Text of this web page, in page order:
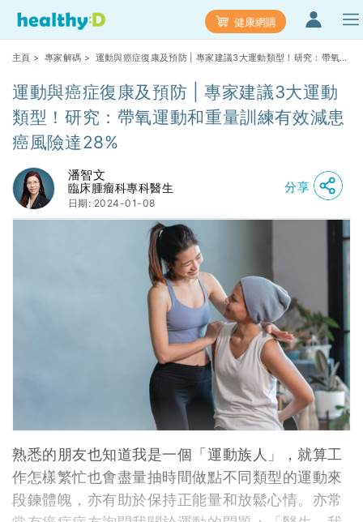
健康網購
主頁 > 專家解碼 > 運動與癌症復康及預防 | 專家建議3大運動類型！研究：帶氧運
運動與癌症復康及預防 | 專家建議3大運動
類型！研究：帶氧運動和重量訓練有效減患
癌風險達28%
潘智文
臨床腫瘤科專科醫生
日期: 2024-01-08
分享
熟悉的朋友也知道我是一個「運動族人」，就算工
作怎樣繁忙也㑹盡量抽時間做點不同類型的運動來
段鍊體魄，亦有助於保持正能量和放鬆心情。亦常